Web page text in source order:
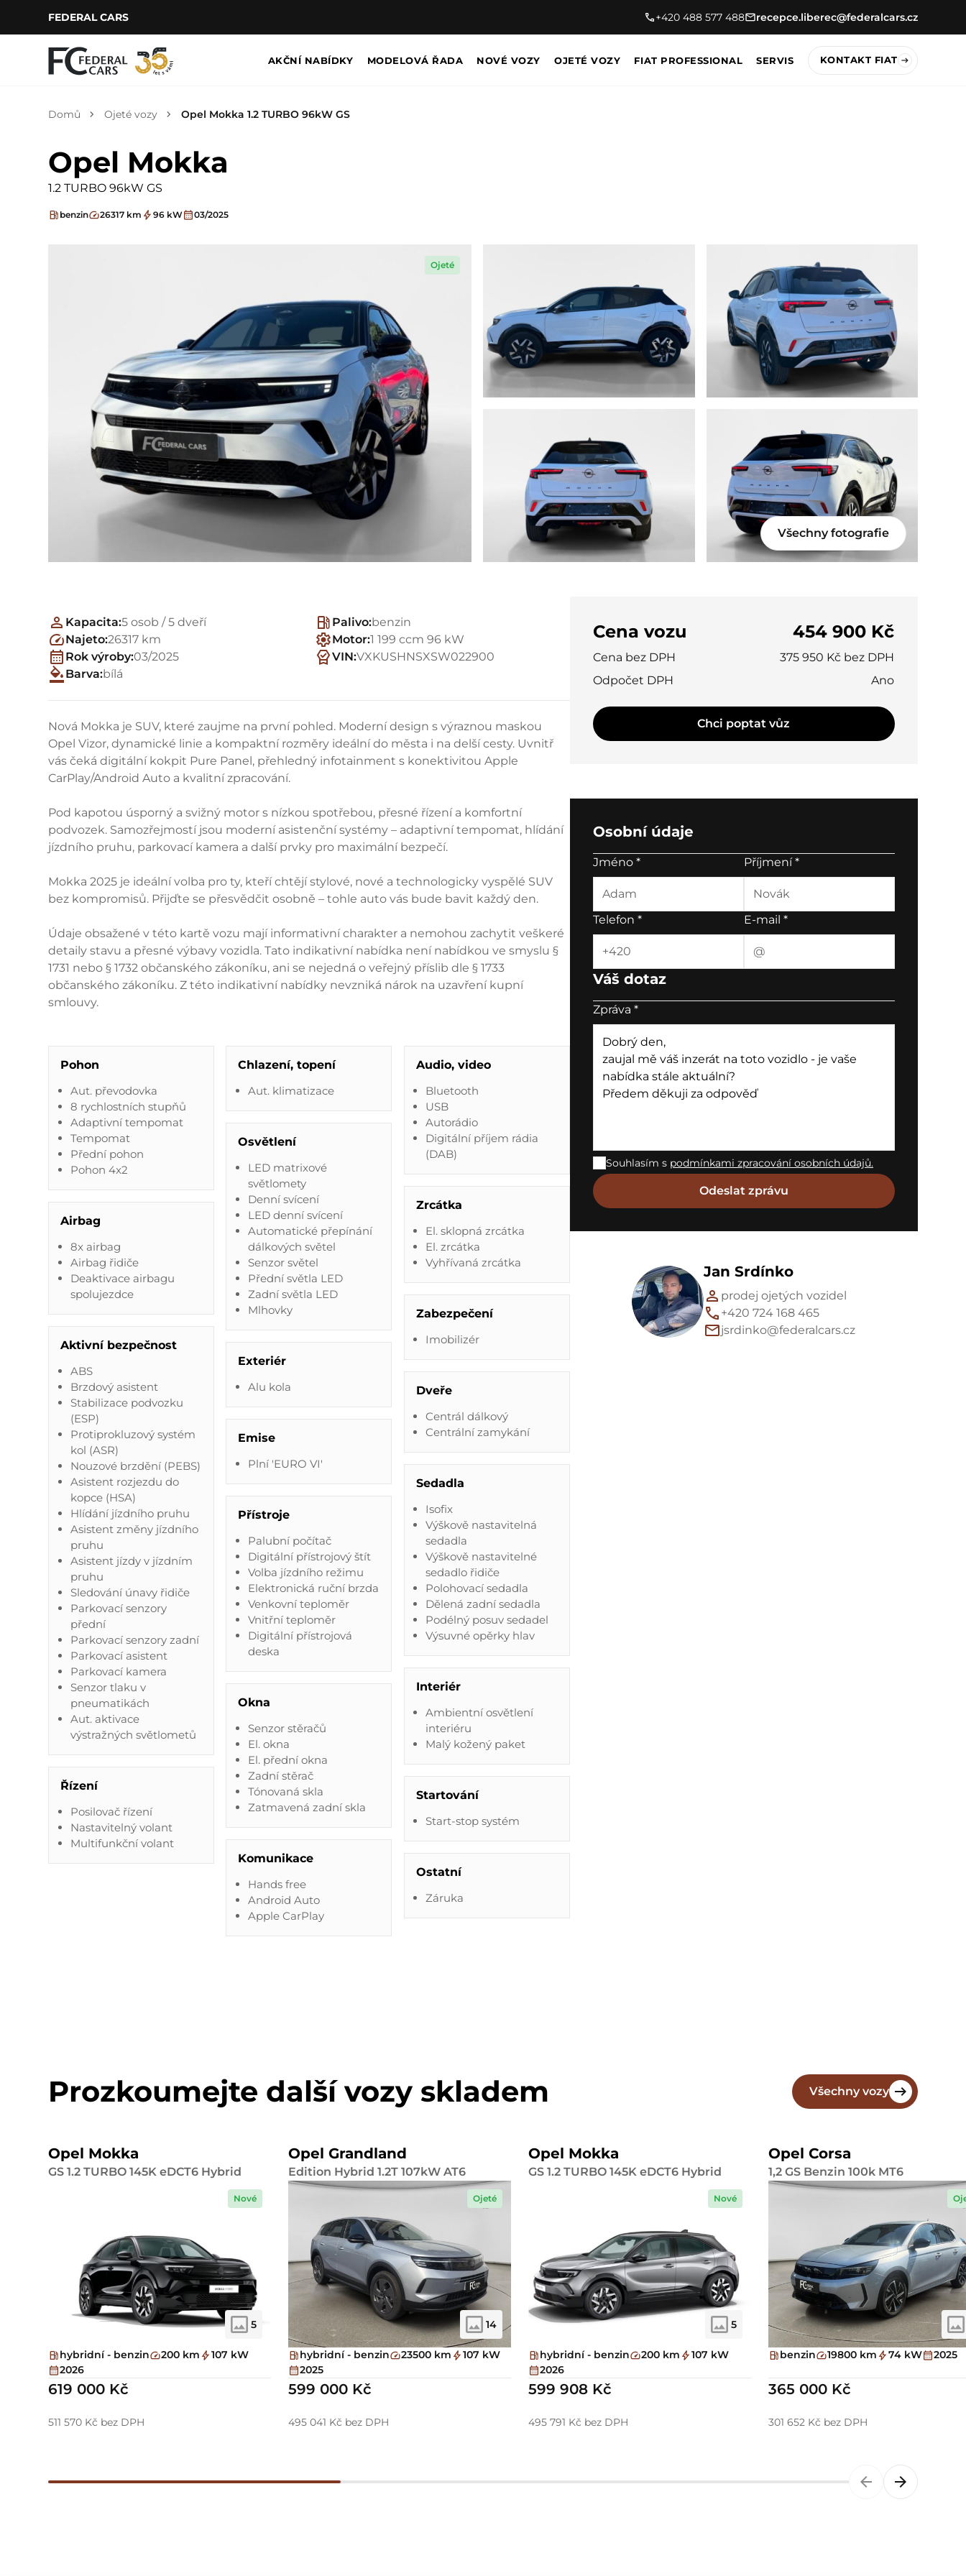
FEDERAL CARS +420 488 577 488 recepce.liberec@federalcars.cz
AKČNÍ NABÍDKY MODELOVÁ ŘADA NOVÉ VOZY OJETÉ VOZY FIAT PROFESSIONAL SERVIS KONTAKT FIAT
Domů Ojeté vozy Opel Mokka 1.2 TURBO 96kW GS
Opel Mokka
1.2 TURBO 96kW GS
benzin 26317 km 96 kW 03/2025
Ojeté
Všechny fotografie
Kapacita:5 osob / 5 dveří Palivo:benzin
Najeto:26317 km Motor:1 199 ccm 96 kW
Rok výroby:03/2025 VIN:VXKUSHNSXSW022900
Barva:bílá
Nová Mokka je SUV, které zaujme na první pohled. Moderní design s výraznou maskou
Opel Vizor, dynamické linie a kompaktní rozměry ideální do města i na delší cesty. Uvnitř
vás čeká digitální kokpit Pure Panel, přehledný infotainment s konektivitou Apple
CarPlay/Android Auto a kvalitní zpracování.
Pod kapotou úsporný a svižný motor s nízkou spotřebou, přesné řízení a komfortní
podvozek. Samozřejmostí jsou moderní asistenční systémy – adaptivní tempomat, hlídání
jízdního pruhu, parkovací kamera a další prvky pro maximální bezpečí.
Mokka 2025 je ideální volba pro ty, kteří chtějí stylové, nové a technologicky vyspělé SUV
bez kompromisů. Přijďte se přesvědčit osobně – tohle auto vás bude bavit každý den.
Údaje obsažené v této kartě vozu mají informativní charakter a nemohou zachytit veškeré
detaily stavu a přesné výbavy vozidla. Tato indikativní nabídka není nabídkou ve smyslu §
1731 nebo § 1732 občanského zákoníku, ani se nejedná o veřejný příslib dle § 1733
občanského zákoníku. Z této indikativní nabídky nevzniká nárok na uzavření kupní
smlouvy.
Pohon
Aut. převodovka
8 rychlostních stupňů
Adaptivní tempomat
Tempomat
Přední pohon
Pohon 4x2
Airbag
8x airbag
Airbag řidiče
Deaktivace airbagu
spolujezdce
Aktivní bezpečnost
ABS
Brzdový asistent
Stabilizace podvozku
(ESP)
Protiprokluzový systém
kol (ASR)
Nouzové brzdění (PEBS)
Asistent rozjezdu do
kopce (HSA)
Hlídání jízdního pruhu
Asistent změny jízdního
pruhu
Asistent jízdy v jízdním
pruhu
Sledování únavy řidiče
Parkovací senzory
přední
Parkovací senzory zadní
Parkovací asistent
Parkovací kamera
Senzor tlaku v
pneumatikách
Aut. aktivace
výstražných světlometů
Řízení
Posilovač řízení
Nastavitelný volant
Multifunkční volant
Chlazení, topení
Aut. klimatizace
Osvětlení
LED matrixové
světlomety
Denní svícení
LED denní svícení
Automatické přepínání
dálkových světel
Senzor světel
Přední světla LED
Zadní světla LED
Mlhovky
Exteriér
Alu kola
Emise
Plní 'EURO VI'
Přístroje
Palubní počítač
Digitální přístrojový štít
Volba jízdního režimu
Elektronická ruční brzda
Venkovní teploměr
Vnitřní teploměr
Digitální přístrojová
deska
Okna
Senzor stěračů
El. okna
El. přední okna
Zadní stěrač
Tónovaná skla
Zatmavená zadní skla
Komunikace
Hands free
Android Auto
Apple CarPlay
Audio, video
Bluetooth
USB
Autorádio
Digitální příjem rádia
(DAB)
Zrcátka
El. sklopná zrcátka
El. zrcátka
Vyhřívaná zrcátka
Zabezpečení
Imobilizér
Dveře
Centrál dálkový
Centrální zamykání
Sedadla
Isofix
Výškově nastavitelná
sedadla
Výškově nastavitelné
sedadlo řidiče
Polohovací sedadla
Dělená zadní sedadla
Podélný posuv sedadel
Výsuvné opěrky hlav
Interiér
Ambientní osvětlení
interiéru
Malý kožený paket
Startování
Start-stop systém
Ostatní
Záruka
Cena vozu 454 900 Kč
Cena bez DPH
375 950 Kč bez DPH
Odpočet DPH
Ano
Chci poptat vůz
Osobní údaje
Jméno * Příjmení*
Telefon * E-mail *
Váš dotaz
Zpráva *
Souhlasím s podmínkami zpracování osobních údajů.
Jan Srdínko
prodej ojetých vozidel
+420 724 168 465
jsrdinko@federalcars.cz
Prozkoumejte další vozy skladem Všechny vozy
Opel Mokka
GS 1.2 TURBO 145K eDCT6 Hybrid
5
Nové
hybridní - benzin 200 km
107 kW
2026
619 000 Kč
511 570 Kč bez DPH
Opel Grandland
Edition Hybrid 1.2T 107kW AT6
14
Ojeté
hybridní - benzin 23500 km
107 kW
2025
599 000 Kč
495 041 Kč bez DPH
Opel Mokka
GS 1.2 TURBO 145K eDCT6 Hybrid
5
Nové
hybridní - benzin 200 km
107 kW
2026
599 908 Kč
495 791 Kč bez DPH
Opel Corsa
1,2 GS Benzin 100k MT6
benzin 19800 km 74 kW 2025
365 000 Kč
301 652 Kč bez DPH